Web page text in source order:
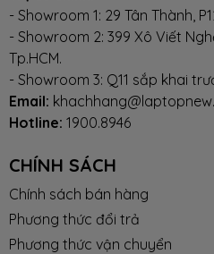
- Showroom 1: 29 Tân Thành,
- Showroom 2: 399 Xô Viết
Tp.HCM.
- Showroom 3: Q11 sắp khai
Email:
Hotline: 1900.8946
CHÍNH SÁCH
Chính sách bán hàng
Phương thức đổi trả
Phương thức vận chuyển